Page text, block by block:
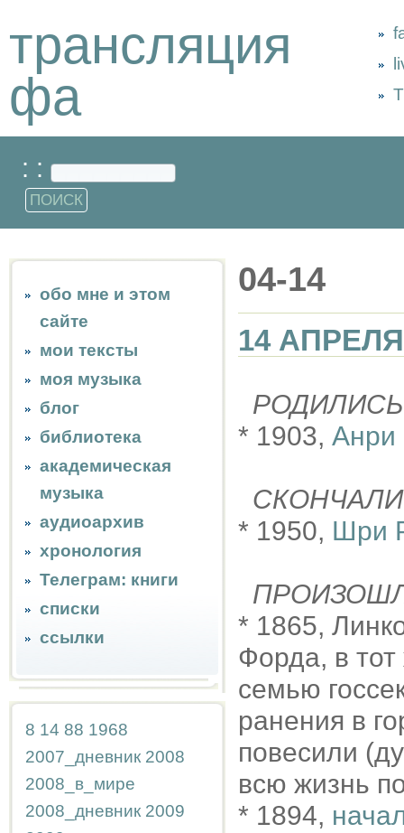
трансляция
фа
: :
обо мне и этом
сайте
мои тексты
моя музыка
блог
библиотека
академическая
музыка
аудиоархив
хронология
Телеграм: книги
списки
ссылки
8 14 88 1968
2007_дневник 2008
2008_в_мире
2008_дневник 2009
04-14
14 АПРЕЛЯ
РОДИЛИСЬ
* 1903, Анри
* 1950, Шри
* 1865,
Форда, в
семью
ранения в
повесили
всю жизнь
* 1894,